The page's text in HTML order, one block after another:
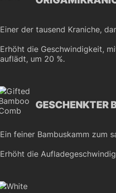
Einer der tausend Kraniche,
Erhöht die Geschwindigkeit,
auflädt, um 20 %.
GESCHENKTER
Ein feiner Bambuskamm zum
Erhöht die